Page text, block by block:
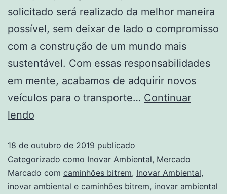
solicitado será realizado da melhor maneira
possível, sem deixar de lado o compromisso
com a construção de um mundo mais
sustentável. Com essas responsabilidades
em mente, acabamos de adquirir novos
veículos para o transporte… Continuar
lendo
18 de outubro de 2019 publicado
Categorizado como Inovar Ambiental, Mercado
Marcado com caminhões bitrem, Inovar Ambiental,
inovar ambiental e caminhões bitrem, inovar ambiental